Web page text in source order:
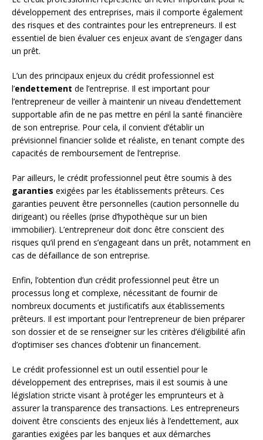
développement des entreprises, mais il comporte également
des risques et des contraintes pour les entrepreneurs. Il est
essentiel de bien évaluer ces enjeux avant de s’engager dans
un prêt.
L’un des principaux enjeux du crédit professionnel est
l’endettement de l’entreprise. Il est important pour
l’entrepreneur de veiller à maintenir un niveau d’endettement
supportable afin de ne pas mettre en péril la santé financière
de son entreprise. Pour cela, il convient d’établir un
prévisionnel financier solide et réaliste, en tenant compte des
capacités de remboursement de l’entreprise.
Par ailleurs, le crédit professionnel peut être soumis à des
garanties exigées par les établissements prêteurs. Ces
garanties peuvent être personnelles (caution personnelle du
dirigeant) ou réelles (prise d’hypothèque sur un bien
immobilier). L’entrepreneur doit donc être conscient des
risques qu’il prend en s’engageant dans un prêt, notamment en
cas de défaillance de son entreprise.
Enfin, l’obtention d’un crédit professionnel peut être un
processus long et complexe, nécessitant de fournir de
nombreux documents et justificatifs aux établissements
prêteurs. Il est important pour l’entrepreneur de bien préparer
son dossier et de se renseigner sur les critères d’éligibilité afin
d’optimiser ses chances d’obtenir un financement.
Le crédit professionnel est un outil essentiel pour le
développement des entreprises, mais il est soumis à une
législation stricte visant à protéger les emprunteurs et à
assurer la transparence des transactions. Les entrepreneurs
doivent être conscients des enjeux liés à l’endettement, aux
garanties exigées par les banques et aux démarches